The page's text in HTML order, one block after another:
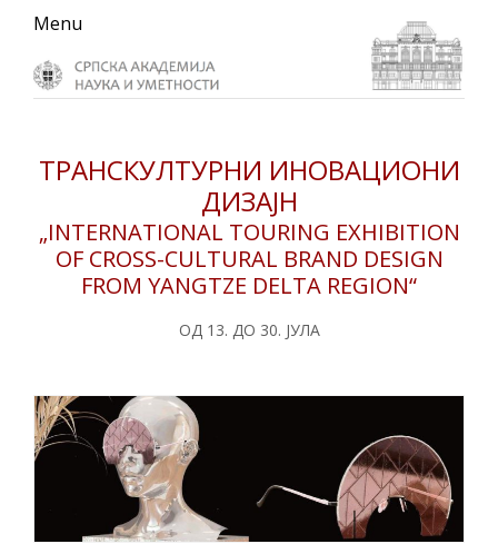
Skip
primary
navigation
Skip
main
content
Skip
primary
sidebar
Menu
ТРАНСКУЛТУРНИ ИНОВАЦИОНИ
ДИЗАЈН
„INTERNATIONAL TOURING EXHIBITION
OF CROSS-CULTURAL BRAND DESIGN
FROM YANGTZE DELTA REGION“
ОД 13. ДО 30. ЈУЛА